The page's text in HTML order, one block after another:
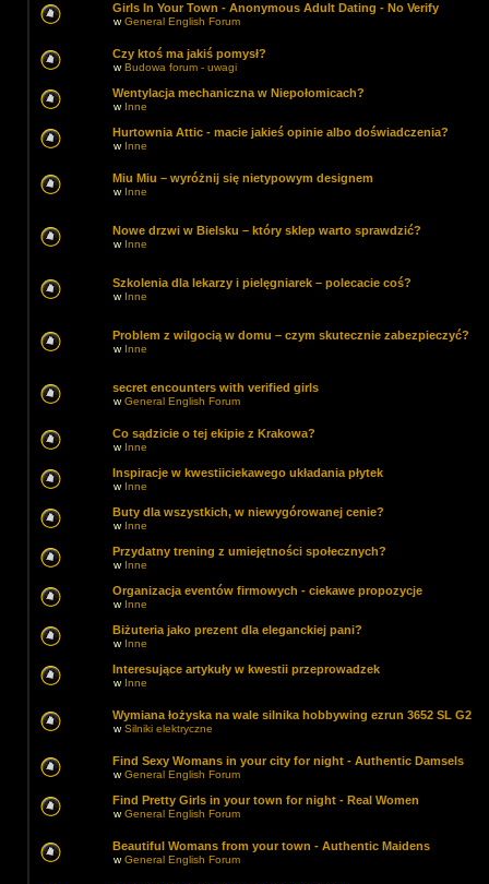
Girls In Your Town - Anonymous Adult Dating - No Verify
wGeneral English Forum
Czy ktoś ma jakiś pomysł?
wBudowa forum - uwagi
Wentylacja mechaniczna w Niepołomicach?
w Inne
Hurtownia Attic - macie jakieś opinie albo doświadczenia?
w Inne
Miu Miu – wyróżnij się nietypowym designem
w Inne
Nowe drzwi w Bielsku – który sklep warto sprawdzić?
w Inne
Szkolenia dla lekarzy i pielęgniarek – polecacie coś?
w Inne
Problem z wilgocią w domu – czym skutecznie zabezpieczyć?
w Inne
secret encounters with verified girls
wGeneral English Forum
Co sądzicie o tej ekipie z Krakowa?
w Inne
Inspiracje w kwestiiciekawego układania płytek
w Inne
Buty dla wszystkich, w niewygórowanej cenie?
w Inne
Przydatny trening z umiejętności społecznych?
w Inne
Organizacja eventów firmowych - ciekawe propozycje
w Inne
Biżuteria jako prezent dla eleganckiej pani?
w Inne
Interesujące artykuły w kwestii przeprowadzek
w Inne
Wymiana łożyska na wale silnika hobbywing ezrun 3652 SL G2
wSilniki elektryczne
Find Sexy Womans in your city for night - Authentic Damsels
wGeneral English Forum
Find Pretty Girls in your town for night - Real Women
wGeneral English Forum
Beautiful Womans from your town - Authentic Maidens
wGeneral English Forum